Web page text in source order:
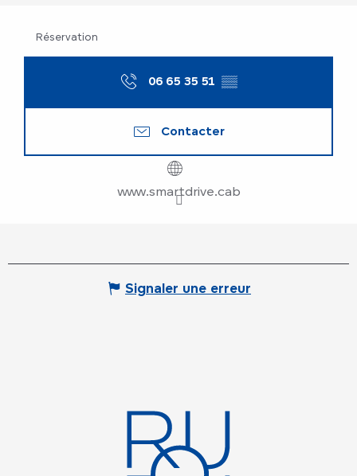
Réservation
06 65 35 51 ▒▒
Contacter
www.smartdrive.cab
Signaler une erreur